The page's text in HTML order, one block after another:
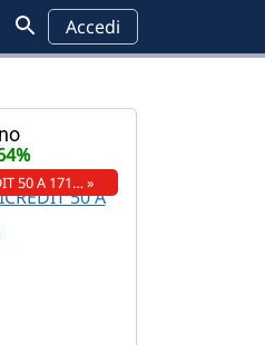
Accedi
50 A 171… »